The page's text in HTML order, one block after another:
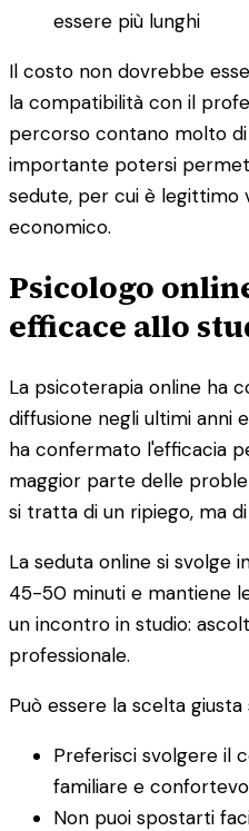
essere più lunghi
Il costo non dovrebbe
la compatibilità con il
percorso contano molto
importante potersi
sedute, per cui è legittimo
economico.
Psicologo
efficace allo
La psicoterapia online ha
diffusione negli ultimi anni
ha confermato l'efficacia
maggior parte delle
si tratta di un ripiego, ma
La seduta online si svolge
45-50 minuti e mantiene
un incontro in studio:
professionale.
Può essere la scelta giusta
Preferisci svolgere il
familiare e
Non puoi spostarti